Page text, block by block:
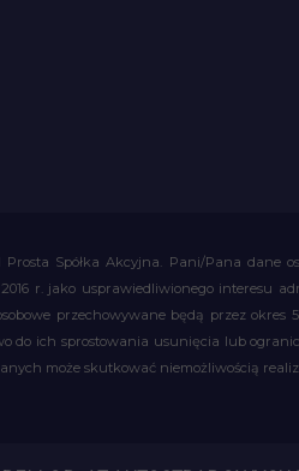
Spółka Akcyjna. Pani/Pana
r. jako usprawiedliwionego interesu
przechowywane będą przez
ich sprostowania usunięcia lub
może skutkować niemożliwością